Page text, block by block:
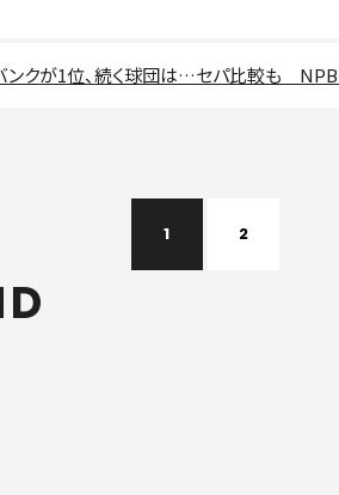
バンクが1位、続く球団は…セパ比較も
1 2